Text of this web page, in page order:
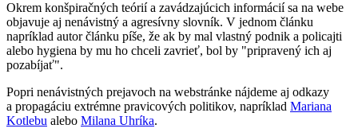
Okrem konšpiračných teórií a zavádzajúcich informácií sa na webe
objavuje aj nenávistný a agresívny slovník. V jednom článku
napríklad autor článku píše, že ak by mal vlastný podnik a policajti
alebo hygiena by mu ho chceli zavrieť, bol by "pripravený ich aj
pozabíjať".
Popri nenávistných prejavoch na webstránke nájdeme aj odkazy
a propagáciu extrémne pravicových politikov, napríklad Mariana
Kotlebu alebo Milana Uhríka.